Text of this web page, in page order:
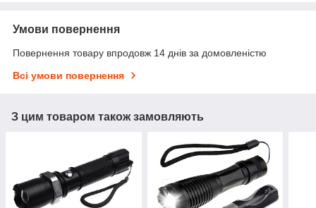
Умови повернення
Повернення товару впродовж 14 днів за домовленістю
Всі умови повернення
З цим товаром також замовляють